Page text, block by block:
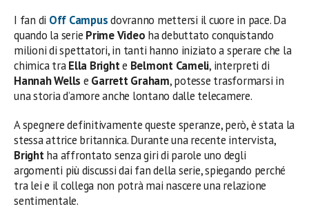
I fan di Off Campusdovranno mettersi il cuore in pace. Da
quando la serie Prime Video ha debuttato conquistando
milioni di spettatori, in tanti hanno iniziato a sperare che la
chimica traElla Brighte Belmont Cameli, interpreti di
Hannah Wells e Garrett Graham, potesse trasformarsi in
una storia d’amore anche lontano dalle telecamere.
A spegnere definitivamente queste speranze, però, è stata la
stessa attrice britannica. Durante una recente intervista,
Brightha affrontato senza giri di parole uno degli
argomenti più discussi dai fan della serie, spiegando perché
tra lei e il collega non potrà mai nascere una relazione
sentimentale.